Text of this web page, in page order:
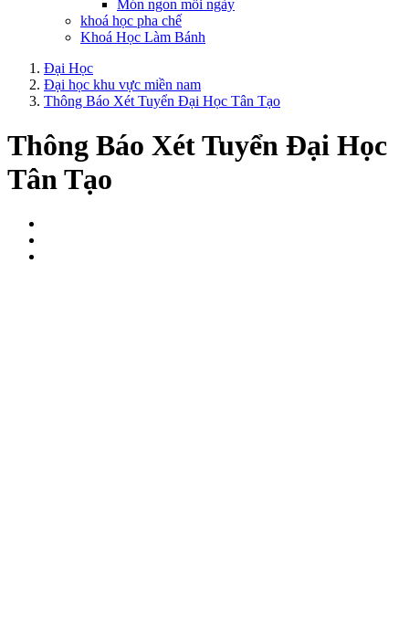
Món ngon mỗi ngày
khoá học pha chế
Khoá Học Làm Bánh
Đại Học
Đại học khu vực miền nam
Thông Báo Xét Tuyển Đại Học Tân Tạo
Thông Báo Xét Tuyển Đại Học
Tân Tạo